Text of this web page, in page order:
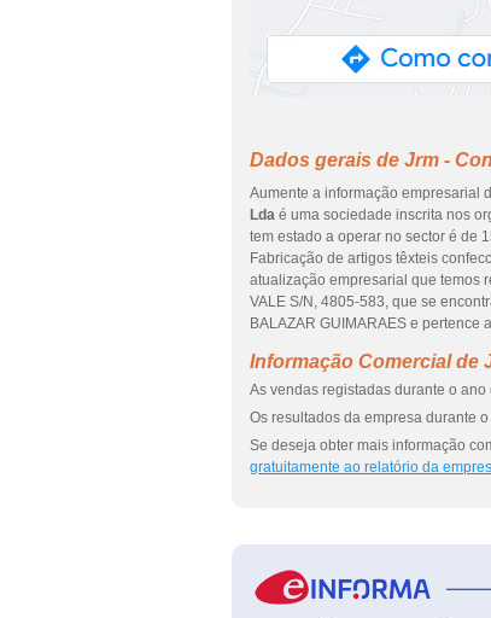
Dados gerais de Jrm -
Aumente a informação empresarial
Lda é uma sociedade inscrita nos
tem estado a operar no sector é de
Fabricação de artigos têxteis
atualização empresarial que temos
VALE S/N, 4805-583, que se
BALAZAR GUIMARAES e pertence
Informação Comercial de
As vendas registadas durante o
Os resultados da empresa durante
Se deseja obter mais informação
gratuitamente ao relatório da